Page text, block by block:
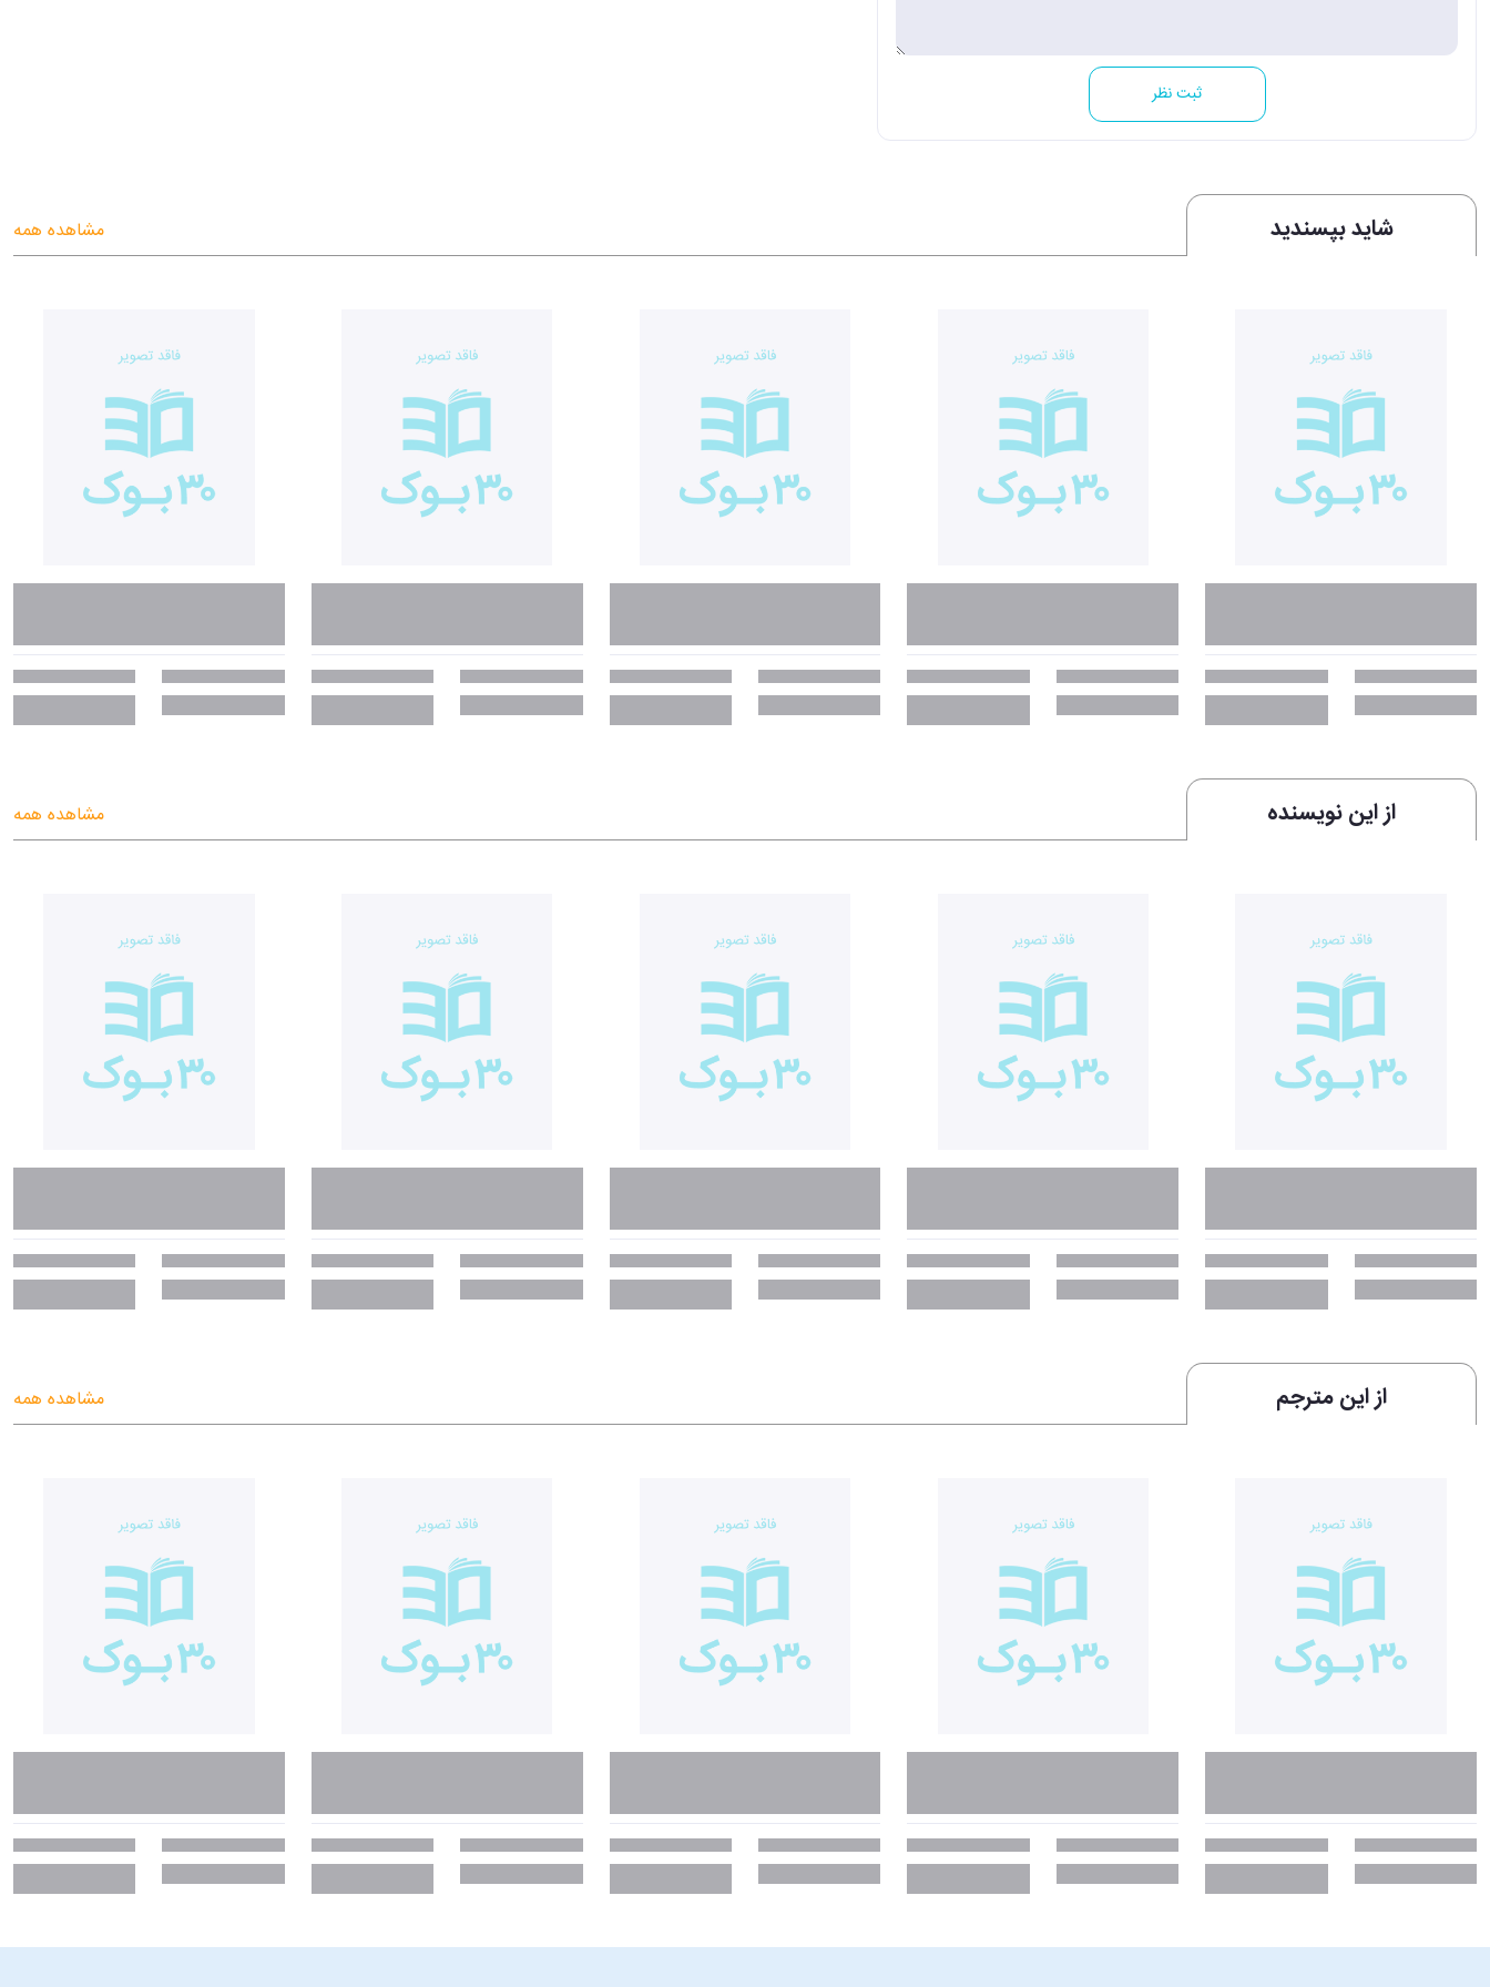
ثبت نظر
شاید بپسندید مشاهده همه
از این نویسنده مشاهده همه
از این مترجم مشاهده همه